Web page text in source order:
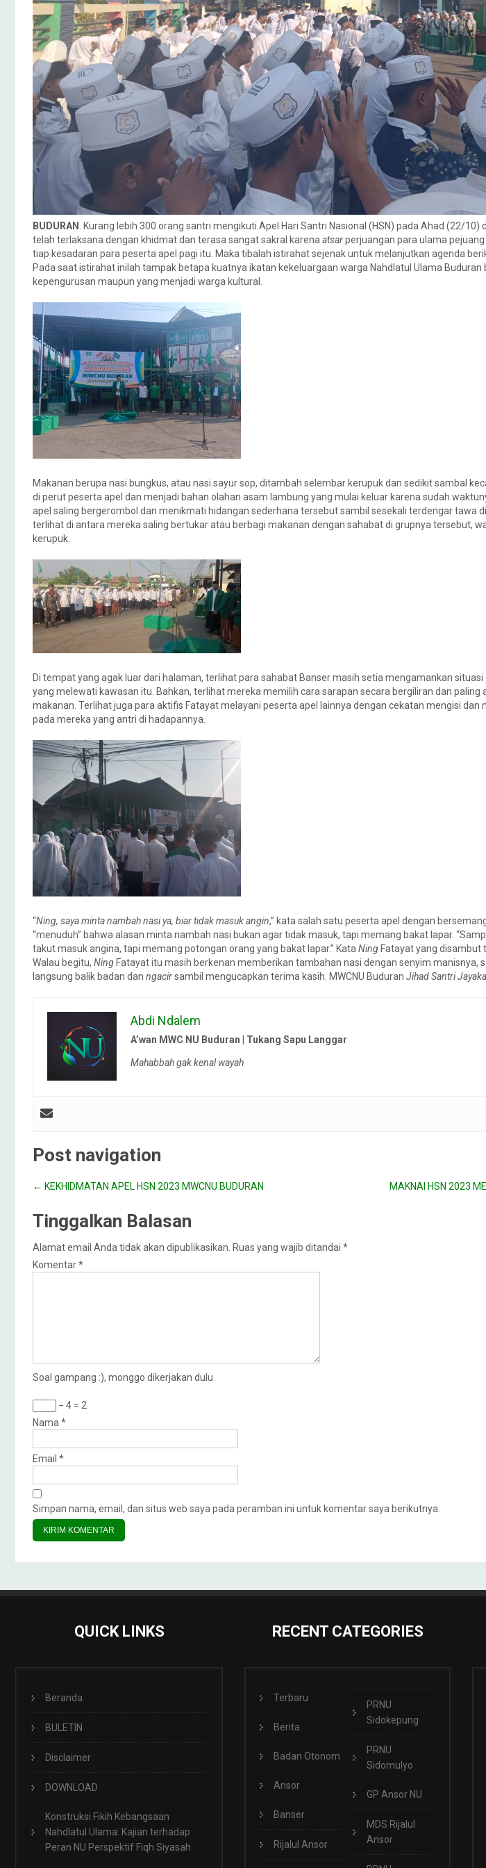
BUDURAN . Kurang lebih 300 orang santri mengikuti Apel Hari Santri Nasional (HSN) pada Ahad (22/10)
telah terlaksana dengan khidmat dan terasa sangat sakral karenaatsarperjuangan para ulama
tiap kesadaran para peserta apel pagi itu. Maka tibalah istirahat sejenak untuk melanjutkan agenda
Pada saat istirahat inilah tampak betapa kuatnya ikatan kekeluargaan warga Nahdlatul Ulama
kepengurusan maupun yang menjadi warga kultural.
Makanan berupa nasi bungkus, atau nasi sayur sop, ditambah selembar kerupuk dan sedikit sambal
di perut peserta apel dan menjadi bahan olahan asam lambung yang mulai keluar karena sudah
apel saling bergerombol dan menikmati hidangan sederhana tersebut sambil sesekali terdengar tawa
terlihat di antara mereka saling bertukar atau berbagi makanan dengan sahabat di grupnya tersebut,
kerupuk.
Di tempat yang agak luar dari halaman, terlihat para sahabat Banser masih setia mengamankan
yang melewati kawasan itu. Bahkan, terlihat mereka memilih cara sarapan secara bergiliran dan
makanan. Terlihat juga para aktifis Fatayat melayani peserta apel lainnya dengan cekatan mengisi dan
pada mereka yang antri di hadapannya.
“Ning, saya minta nambah nasi ya, biar tidak masuk angin,” kata salah satu peserta apel dengan
“menuduh” bahwa alasan minta nambah nasi bukan agar tidak masuk, tapi memang bakat lapar.
takut masuk angina, tapi memang potongan orang yang bakat lapar.” KataNing Fatayat yang disambut
Walau begitu, Ning Fatayat itu masih berkenan memberikan tambahan nasi dengan senyim manisnya,
langsung balik badan dan ngacirsambil mengucapkan terima kasih. MWCNU Buduran Jihad Santri
Abdi Ndalem
A’wan MWC NU Buduran | Tukang Sapu Langgar
Mahabbah gak kenal wayah
Post navigation
← KEKHIDMATAN APEL HSN 2023 MWCNU BUDURAN MAKNAI HSN 2023
Tinggalkan Balasan
Alamat email Anda tidak akan dipublikasikan. Ruas yang wajib ditandai *
Komentar*
Soal gampang :), monggo dikerjakan dulu
− 4 = 2
Nama *
Email *
Simpan nama, email, dan situs web saya pada peramban ini untuk komentar saya berikutnya.
QUICK LINKS
Beranda
BULETIN
Disclaimer
DOWNLOAD
Konstruksi Fikih Kebangsaan
Nahdlatul Ulama: Kajian terhadap
Peran NU Perspektif Fiqh Siyasah
RECENT CATEGORIES
Terbaru
Berita
Badan Otonom
Ansor
Banser
Rijalul Ansor
PRNU
Sidokepung
PRNU
Sidomulyo
GP Ansor NU
MDS Rijalul
Ansor